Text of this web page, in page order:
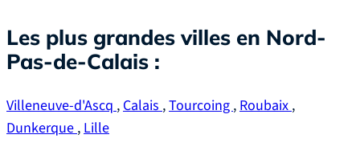
Les plus grandes villes en Nord-
Pas-de-Calais :
Villeneuve-d'Ascq , Calais ,Tourcoing , Roubaix ,
Dunkerque , Lille